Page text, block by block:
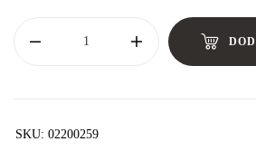
SKU: 02200259